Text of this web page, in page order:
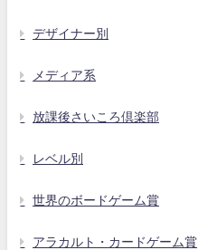
デザイナー別
メディア系
放課後さいころ倶楽部
レベル別
世界のボードゲーム賞
アラカルト・カードゲーム賞